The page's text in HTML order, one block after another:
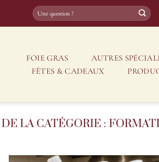
FOIE GRAS AUTRES
FÊTES & CADEAUX